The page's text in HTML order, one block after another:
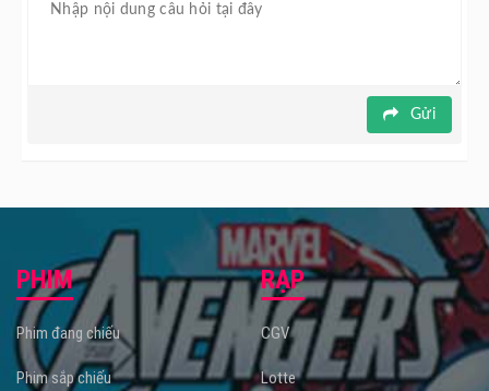
thức công chiếu tại các rạp chiếu phim từ ngày 18/5.
Gửi
PHIM
Phim đang chiếu
Phim sắp chiếu
RẠP
CGV
Lotte